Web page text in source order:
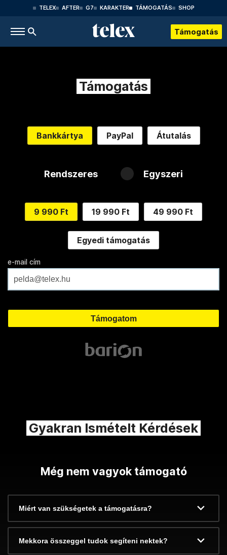
TELEX AFTER G7 KARAKTER TÁMOGATÁS SHOP
Támogatás
Támogatás
Bankkártya PayPal Átutalás
Rendszeres Egyszeri
9 990 Ft 19 990 Ft 49 990 Ft
Egyedi támogatás
e-mail cím
Gyakran Ismételt Kérdések
Még nem vagyok támogató
Miért van szükségetek a támogatásra?
Mekkora összeggel tudok segíteni nektek?